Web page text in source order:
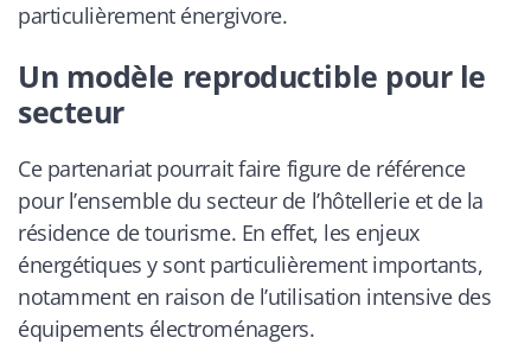
particulièrement énergivore.
Un modèle reproductible pour le
secteur
Ce partenariat pourrait faire figure de référence
pour l’ensemble du secteur de l’hôtellerie et de la
résidence de tourisme. En effet, les enjeux
énergétiques y sont particulièrement importants,
notamment en raison de l’utilisation intensive des
équipements électroménagers.